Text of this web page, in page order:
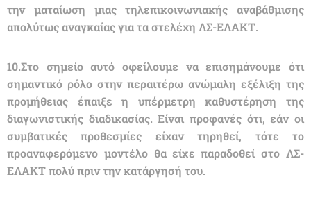
την ματαίωση μιας τηλεπικοινωνιακής αναβάθμισης
απολύτως αναγκαίας για τα στελέχη ΛΣ-ΕΛΑΚΤ.
10.Στο σημείο αυτό οφείλουμε να επισημάνουμε ότι
σημαντικό ρόλο στην περαιτέρω ανώμαλη εξέλιξη της
προμήθειας έπαιξε η υπέρμετρη καθυστέρηση της
διαγωνιστικής διαδικασίας. Είναι προφανές ότι, εάν οι
συμβατικές προθεσμίες είχαν τηρηθεί, τότε το
προαναφερόμενο μοντέλο θα είχε παραδοθεί στο ΛΣ-
ΕΛΑΚΤ πολύ πριν την κατάργησή του.